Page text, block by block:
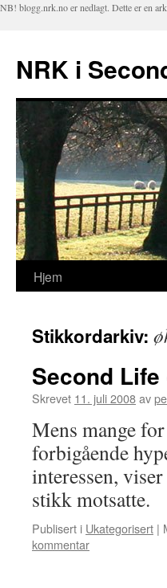
NB! blogg.nrk.no er nedlagt. Dette er en
NRK i
Hopp
innhold
Hjem
Stikkordarkiv:
Second
Skrevet 11. juli 2008av
Mens mange
forbigående
interessen,
stikk motsatte.
Publisert i Ukategorisert |
kommentar